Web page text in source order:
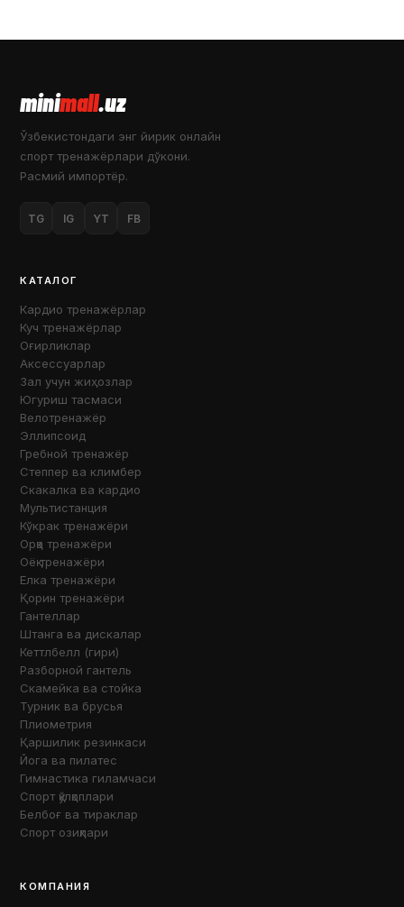
minimall.uz
Ўзбекистондаги энг йирик онлайн
спорт тренажёрлари дўкони.
Расмий импортёр.
TG IG YT FB
КАТАЛОГ
Кардио тренажёрлар
Куч тренажёрлар
Оғирликлар
Аксессуарлар
Зал учун жиҳозлар
Югуриш тасмаси
Велотренажёр
Эллипсоид
Гребной тренажёр
Степпер ва климбер
Скакалка ва кардио
Мультистанция
Кўкрак тренажёри
Орқа тренажёри
Оёқ тренажёри
Елка тренажёри
Қорин тренажёри
Гантеллар
Штанга ва дискалар
Кеттлбелл (гири)
Разборной гантель
Скамейка ва стойка
Турник ва брусья
Плиометрия
Қаршилик резинкаси
Йога ва пилатес
Гимнастика гиламчаси
Спорт қўлқоплари
Белбоғ ва тираклар
Спорт озиқлари
КОМПАНИЯ